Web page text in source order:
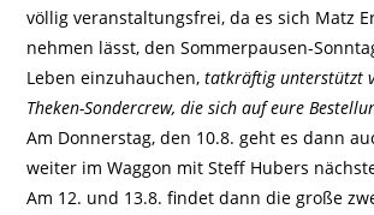
völlig veranstaltungsfrei, da es sich Matz
nehmen lässt, den Sommerpausen-
Leben einzuhauchen,tatkräftig unterstützt
Theken-Sondercrew, die sich auf eure
Am Donnerstag, den 10.8. geht es dann
weiter im Waggon mit Steff Hubers
Am 12. und 13.8. findet dann die große